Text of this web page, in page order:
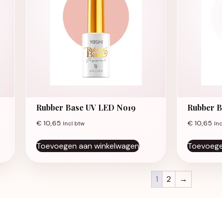
Rubber Base UV LED No19
€10,65 Incl btw
Toevoegen aan winkelwagen
Rubber
€ 10,65
1 2 →